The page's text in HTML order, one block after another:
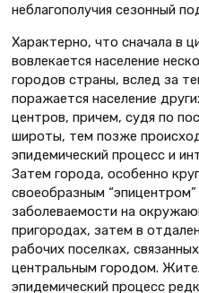
неблагополучия сезонный
Характерно, что сначала в
вовлекается население
городов страны, вслед за
поражается население
центров, причем, судя по
широты, тем позже
эпидемический процесс и
Затем города, особенно
своеобразным
заболеваемости на
пригородах, затем в
рабочих поселках,
центральным городом.
эпидемический процесс